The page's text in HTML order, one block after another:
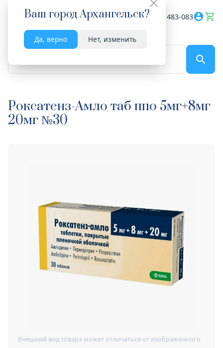
Ваш городАрхангельск?
Да, верно Нет, изменить
Весь сайт 8182 483-083
Роксатенз-Амло таб ппо 5мг+8мг
20мг №30